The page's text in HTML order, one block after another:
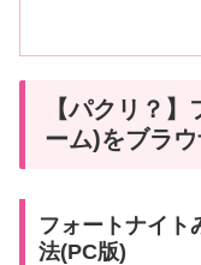
【パクリ？
ーム)をブラ
フォートナイト
法(PC版)